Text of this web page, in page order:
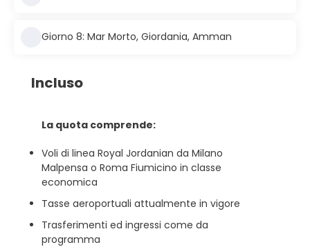
Giorno 8: Mar Morto, Giordania, Amman
Incluso
La quota comprende:
Voli di linea Royal Jordanian da Milano
Malpensa o Roma Fiumicino in classe
economica
Tasse aeroportuali attualmente in vigore
Trasferimenti ed ingressi come da
programma